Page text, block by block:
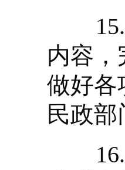
15.
内容
做好各
民政
16.